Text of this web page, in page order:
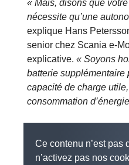
« Mais, disons que
nécessite qu’une
explique Hans
senior chez Scania e-
explicative. « Soyons
batterie supplémentaire
capacité de charge
consommation
Ce contenu n’est pas
n’activez pas nos